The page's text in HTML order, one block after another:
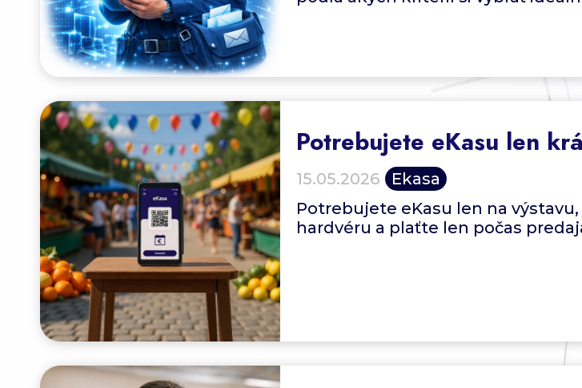
Potrebujete eKasu len
15.05.2026
Ekasa
Potrebujete eKasu len na
hardvéru a plaťte len počas